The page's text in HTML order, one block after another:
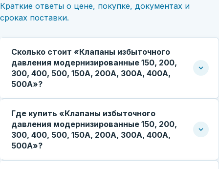
Краткие ответы о цене, покупке, документах и
сроках поставки.
Сколько стоит «Клапаны избыточного
давления модернизированные 150, 200,
300, 400, 500, 150А, 200А, 300А, 400А,
500А»?
Где купить «Клапаны избыточного
давления модернизированные 150, 200,
300, 400, 500, 150А, 200А, 300А, 400А,
500А»?